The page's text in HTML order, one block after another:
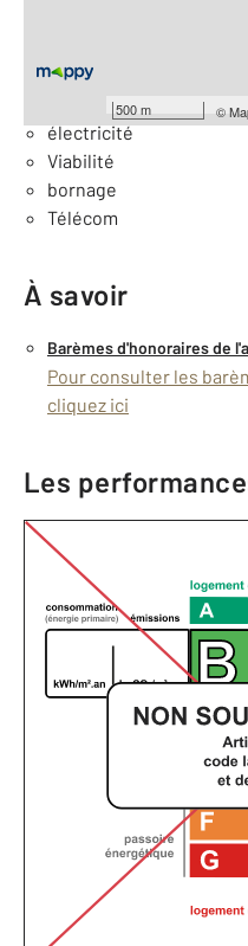
500 m ©
Général
électricité
Viabilité
bornage
Télécom
À savoir
Barèmes d'honoraires de
Pour consulter les
cliquez ici
Les